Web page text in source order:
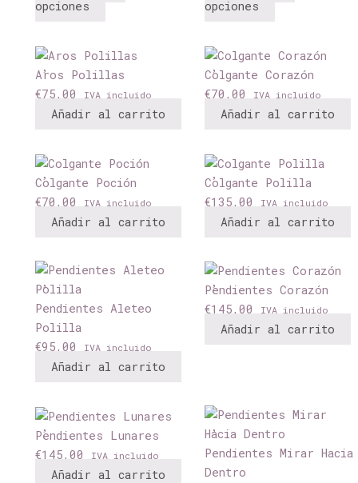
producto
opciones
se
pueden
elegir
en
página
opciones
se
pueden
elegir
en
página
de
Aros Polillas
€75,00 IVA incluido
Añadir al carrito
Colgante Corazón
€70,00 IVA incluido
Añadir al carrito
Colgante Poción
€70,00 IVA incluido
Añadir al carrito
Colgante Polilla
€135,00 IVA incluido
Añadir al carrito
Pendientes Aleteo
Polilla
€95,00 IVA incluido
Añadir al carrito
Pendientes Corazón
€145,00 IVA incluido
Añadir al carrito
Pendientes Lunares
€145,00 IVA incluido
Añadir al carrito
Pendientes Mirar Hacia
Dentro